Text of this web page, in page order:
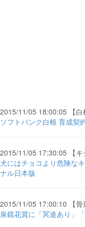
2015/11/05 18:00:05 【白
ソフトバンク白根 育成契
2015/11/05 17:30:05 【キ
犬にはチョコより危険な
ナル日本版
2015/11/05 17:00:10 【骨
泉鏡花賞に「冥途あり」